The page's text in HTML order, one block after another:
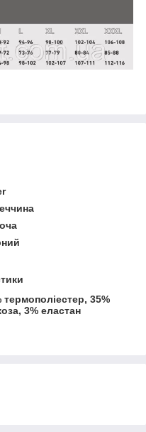
термополіестер, 35%
3% еластан